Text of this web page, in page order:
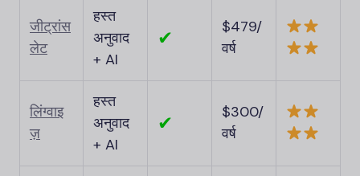
जीट्रांस
लेट
हस्त
अनुवाद
+ AI
✔
$479/
वर्ष
लिंग्वाइ
ज़
हस्त
अनुवाद
+ AI
✔
$300/
वर्ष